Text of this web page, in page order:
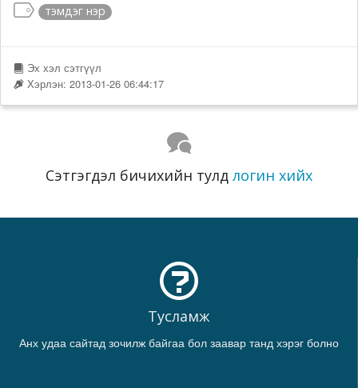
тэмдэг нэр
Эх хэл сэтгүүл
Хэрлэн: 2013-01-26 06:44:17
Сэтгэгдэл бичихийн тулд логин хийх
Тусламж
Анх удаа сайтад зочилж байгаа бол заавар танд хэрэг болно